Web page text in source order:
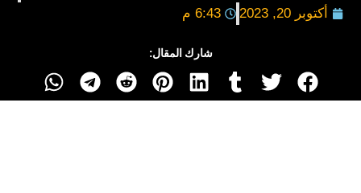
أكتوبر 20, 2023
6:43 م
شارك المقال: